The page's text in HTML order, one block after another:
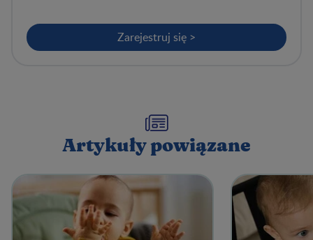
Zarejestruj się >
Artykuły powiązane